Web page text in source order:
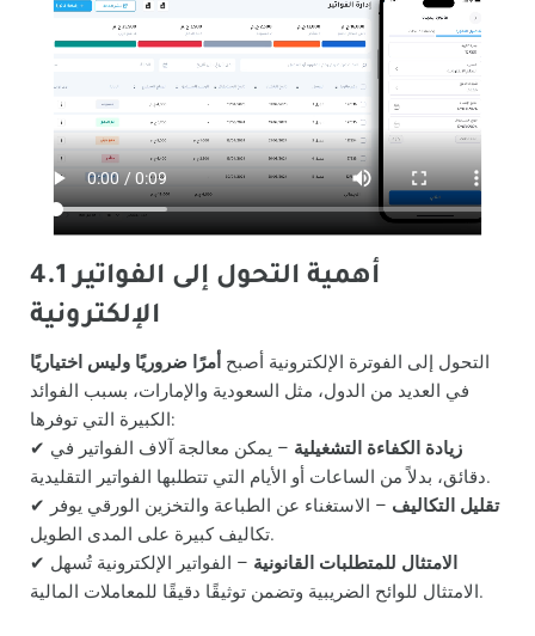
4.1 أهمية التحول إلى الفواتير
الإلكترونية
التحول إلى الفوترة الإلكترونية أصبح أمرًا ضروريًا وليس اختياريًا
في العديد من الدول، مثل السعودية والإمارات، بسبب الفوائد
الكبيرة التي توفرها:
✔
زيادة الكفاءة التشغيلية – يمكن معالجة آلاف الفواتير في
دقائق، بدلاً من الساعات أو الأيام التي تتطلبها الفواتير التقليدية.
✔
تقليل التكاليف – الاستغناء عن الطباعة والتخزين الورقي يوفر
تكاليف كبيرة على المدى الطويل.
✔
الامتثال للمتطلبات القانونية – الفواتير الإلكترونية تُسهل
الامتثال للوائح الضريبية وتضمن توثيقًا دقيقًا للمعاملات المالية.